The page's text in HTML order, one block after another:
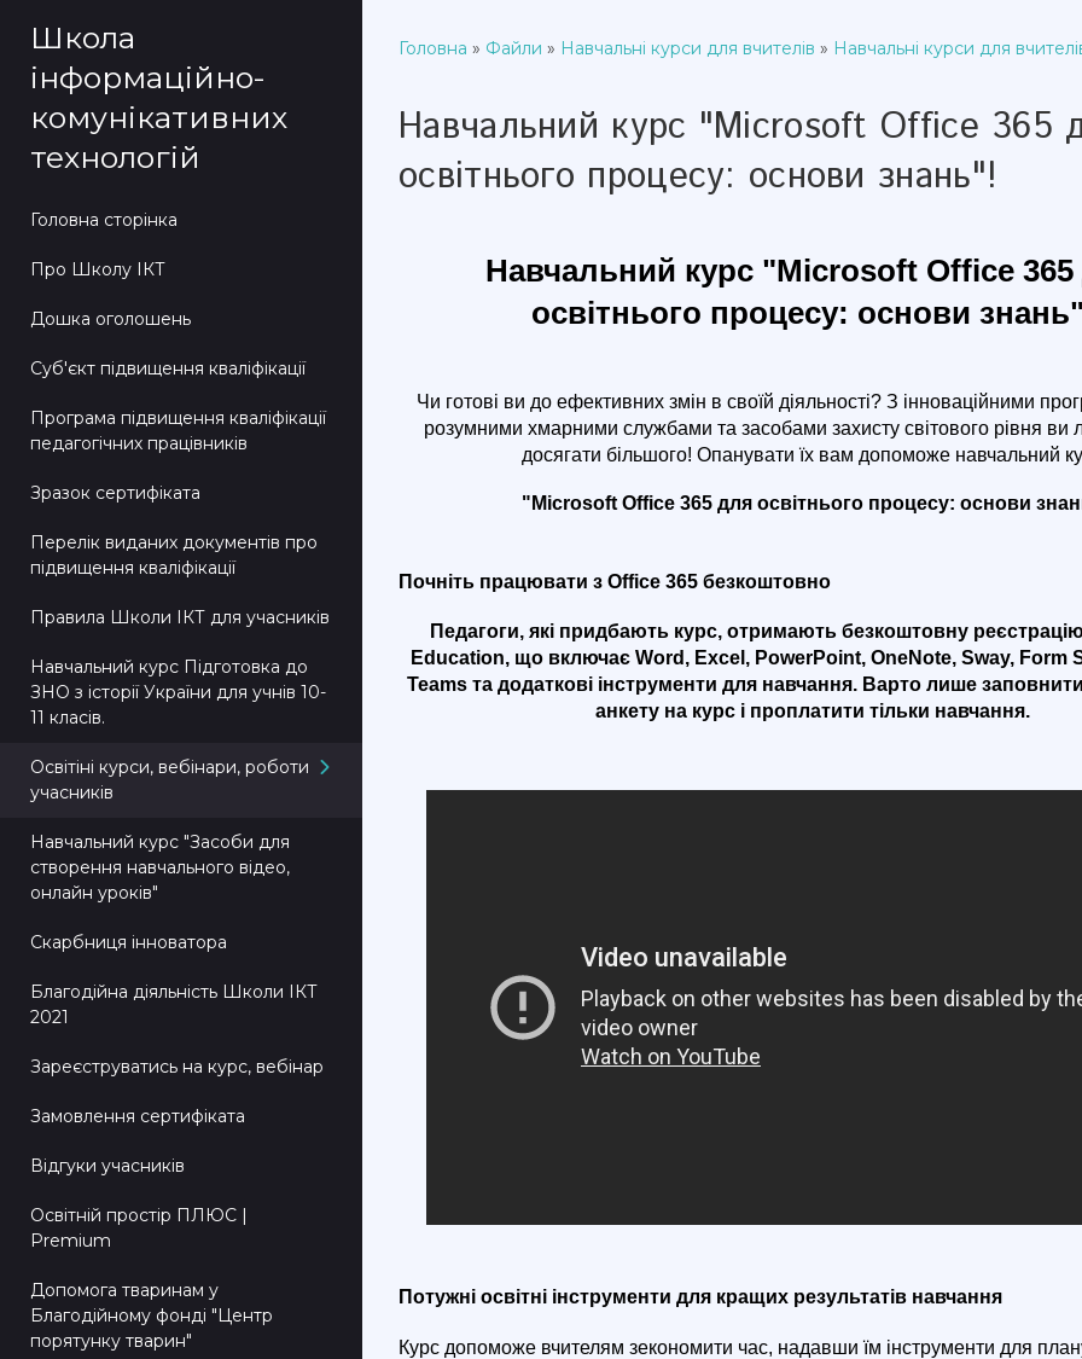
Школа
інформаційно-
комунікативних
технологій
Головна сторінка
Про Школу ІКТ
Дошка оголошень
Суб'єкт підвищення кваліфікації
Програма підвищення кваліфікації
педагогічних працівників
Зразок сертифіката
Перелік виданих документів про
підвищення кваліфікації
Правила Школи ІКТ для учасників
Навчальний курс Підготовка до
ЗНО з історії України для учнів 10-
11 класів.
Освітіні курси, вебінари, роботи
учасників
Навчальний курс "Засоби для
створення навчального відео,
онлайн уроків"
Скарбниця інноватора
Благодійна діяльність Школи ІКТ
2021
Зареєструватись на курс, вебінар
Замовлення сертифіката
Відгуки учасників
Освітній простір ПЛЮС |
Premium
Допомога тваринам у
Благодійному фонді "Центр
порятунку тварин"
Головна » Файли » Навчальні курси для вчителів » Навчальні курси для
Навчальний курс "Microsoft Office 365
освітнього процесу: основи знань"!
Навчальний курс "Microsoft Office
освітнього процесу: основи
Чи готові ви до ефективних змін в своїй діяльності? З інноваційними
розумними хмарними службами та засобами захисту світового рівня ви
досягати більшого! Опанувати їх вам допоможе навчальний
"Microsoft Office 365 для освітнього процесу: основи
Почніть працювати з Office 365 безкоштовно
Педагоги, які придбають курс, отримають безкоштовну
Education, що включає Word, Excel, PowerPoint, OneNote, Sway, Form
Teams та додаткові інструменти для навчання. Варто лише
анкету на курс і проплатити тільки навчання.
Потужні освітні інструменти для кращих результатів навчання
Курс допоможе вчителям зекономити час, надавши їм інструменти для